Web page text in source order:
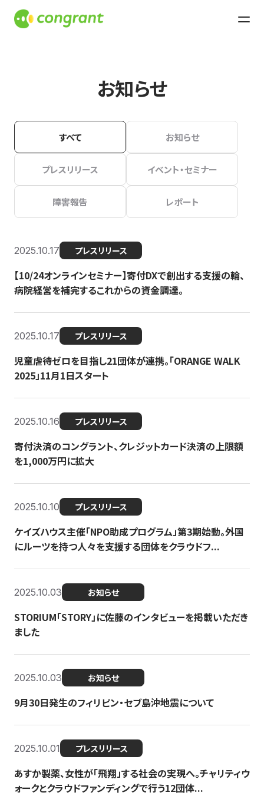
お知らせ
すべて お知らせ
プレスリリース イベント・セミナー
障害報告 レポート
2025.10.17 プレスリリース
【10/24オンラインセミナー】寄付DXで創出する支援の輪、
病院経営を補完するこれからの資金調達。
2025.10.17 プレスリリース
児童虐待ゼロを目指し21団体が連携。「ORANGE WALK
2025」11月1日スタート
2025.10.16 プレスリリース
寄付決済のコングラント、クレジットカード決済の上限額
を1,000万円に拡大
2025.10.10 プレスリリース
ケイズハウス主催「NPO助成プログラム」第3期始動。外国
にルーツを持つ人々を支援する団体をクラウドフ...
2025.10.03 お知らせ
STORIUM「STORY」に佐藤のインタビューを掲載いただき
ました
2025.10.03 お知らせ
9月30日発生のフィリピン・セブ島沖地震について
2025.10.01 プレスリリース
あすか製薬、女性が「飛翔」する社会の実現へ。チャリティウ
ォークとクラウドファンディングで行う12団体...